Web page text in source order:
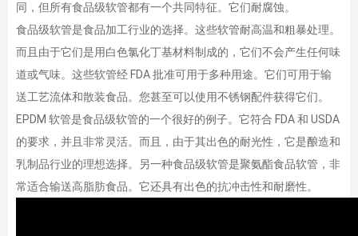
同，但所有食品级软管都有一个共同特征。它们耐腐蚀。
食品级软管是食品加工行业的选择。这些软管耐高温和粗暴处理。
而且由于它们是用白色氯化丁基材料制成的，它们不会产生任何味
道或气味。这些软管经 FDA 批准可用于多种用途。它们可用于输
送工艺流体和散装食品。您甚至可以使用不锈钢配件获得它们。
EPDM 软管是食品级软管的一个很好的例子。它符合 FDA 和 USDA
的要求，并且非常灵活。而且，由于其出色的耐光性，它是酿造和
乳制品行业的理想选择。另一种食品级软管是聚氨酯食品软管，非
常适合输送高脂肪食品。它还具有出色的抗冲击性和耐磨性。